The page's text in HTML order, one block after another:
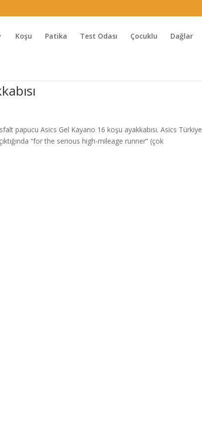
Koşu Patika Test Odası Çocuklu Dağlar
papucu Asics Gel Kayano 16 koşu ayakkabısı. Asics Türkiye
“for the serious high-mileage runner” (çok